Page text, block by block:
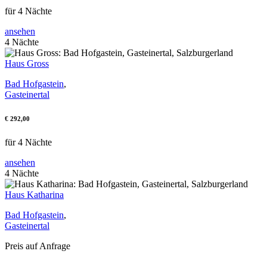
für 4 Nächte
ansehen
4 Nächte
Haus Gross
Bad Hofgastein,
Gasteinertal
€ 292,00
für 4 Nächte
ansehen
4 Nächte
Haus Katharina
Bad Hofgastein,
Gasteinertal
Preis auf Anfrage